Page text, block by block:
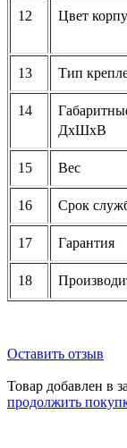
12 Цвет
13 Тип
14
ДхШхВ
15 Вес
16 Срок
17 Гарантия
18
Оставить отзыв
Товар добавлен в
продолжить